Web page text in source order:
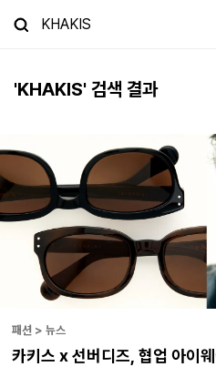
'KHAKIS' 검색 결과
패션 > 뉴스
카키스 x 선버디즈, 협업 아이